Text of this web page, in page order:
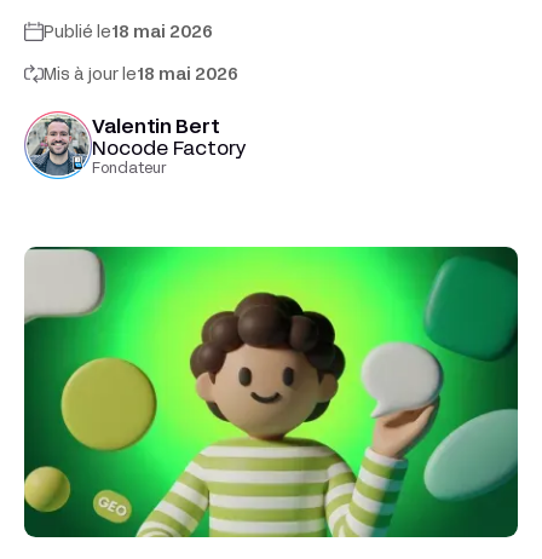
Publié le18 mai 2026
Mis à jour le18 mai 2026
Valentin Bert
Nocode Factory
Fondateur